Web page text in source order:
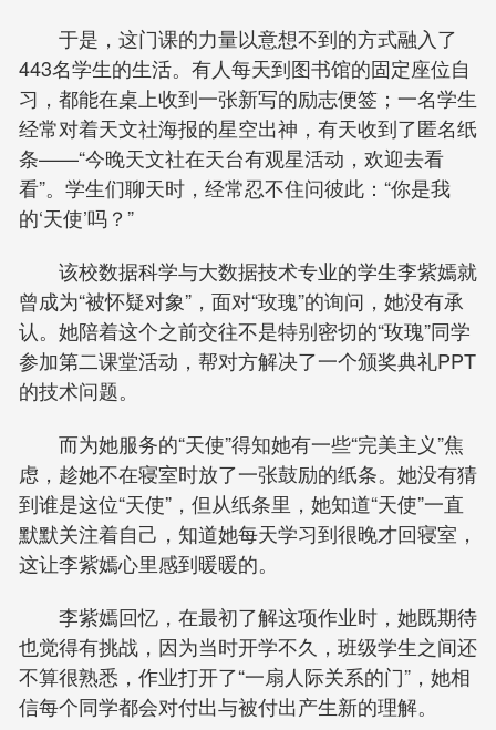
于是，这门课的力量以意想不到的方式融入了
443名学生的生活。有人每天到图书馆的固定座位自
习，都能在桌上收到一张新写的励志便签；一名学生
经常对着天文社海报的星空出神，有天收到了匿名纸
条——“今晚天文社在天台有观星活动，欢迎去看
看”。学生们聊天时，经常忍不住问彼此：“你是我
的‘天使’吗？”
该校数据科学与大数据技术专业的学生李紫嫣就
曾成为“被怀疑对象”，面对“玫瑰”的询问，她没有承
认。她陪着这个之前交往不是特别密切的“玫瑰”同学
参加第二课堂活动，帮对方解决了一个颁奖典礼PPT
的技术问题。
而为她服务的“天使”得知她有一些“完美主义”焦
虑，趁她不在寝室时放了一张鼓励的纸条。她没有猜
到谁是这位“天使”，但从纸条里，她知道“天使”一直
默默关注着自己，知道她每天学习到很晚才回寝室，
这让李紫嫣心里感到暖暖的。
李紫嫣回忆，在最初了解这项作业时，她既期待
也觉得有挑战，因为当时开学不久，班级学生之间还
不算很熟悉，作业打开了“一扇人际关系的门”，她相
信每个同学都会对付出与被付出产生新的理解。